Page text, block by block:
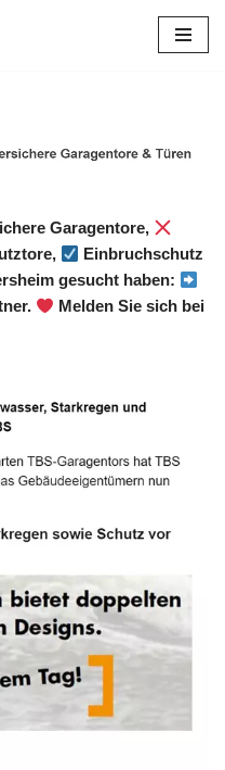
Garagentore,
Einbruchschutz
gesucht haben:
Melden Sie sich bei